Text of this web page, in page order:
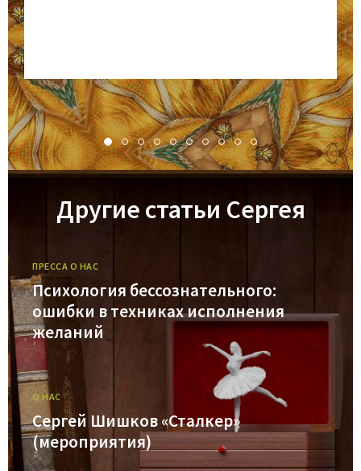
Другие статьи Сергея
ПРЕССА О НАС
Психология бессознательного:
ошибки в техниках исполнения
желаний
О НАС
Сергей Шишков «Сталкер»
(мероприятия)